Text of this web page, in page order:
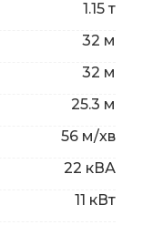
1.15 т
32 м
32 м
25.3 м
56 м/хв
22 кВА
11 кВт